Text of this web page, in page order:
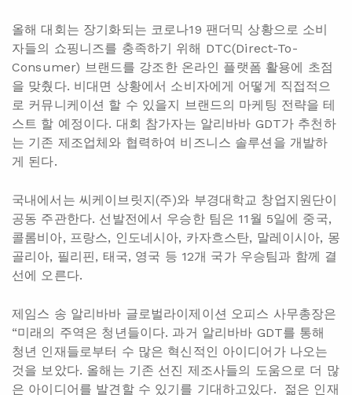
올해 대회는 장기화되는 코로나19 팬더믹 상황으로 소비
자들의 쇼핑니즈를 충족하기 위해 DTC(Direct-To-
Consumer) 브랜드를 강조한 온라인 플랫폼 활용에 초점
을 맞췄다. 비대면 상황에서 소비자에게 어떻게 직접적으
로 커뮤니케이션 할 수 있을지 브랜드의 마케팅 전략을 테
스트 할 예정이다. 대회 참가자는 알리바바 GDT가 추천하
는 기존 제조업체와 협력하여 비즈니스 솔루션을 개발하
게 된다.
국내에서는 씨케이브릿지(주)와 부경대학교 창업지원단이
공동 주관한다. 선발전에서 우승한 팀은 11월 5일에 중국,
콜롬비아, 프랑스, 인도네시아, 카자흐스탄, 말레이시아, 몽
골리아, 필리핀, 태국, 영국 등 12개 국가 우승팀과 함께 결
선에 오른다.
제임스 송 알리바바 글로벌라이제이션 오피스 사무총장은
“미래의 주역은 청년들이다. 과거 알리바바 GDT를 통해
청년 인재들로부터 수 많은 혁신적인 아이디어가 나오는
것을 보았다. 올해는 기존 선진 제조사들의 도움으로 더 많
은 아이디어를 발견할 수 있기를 기대하고있다. 젊은 인재